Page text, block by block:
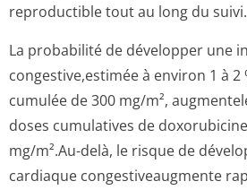
reproductible tout au long du suivi.
La probabilité de développer une
congestive,estimée à environ 1 à
cumulée de 300 mg/m²,
doses cumulatives de
mg/m².Au-delà, le risque de
cardiaque congestiveaugmente